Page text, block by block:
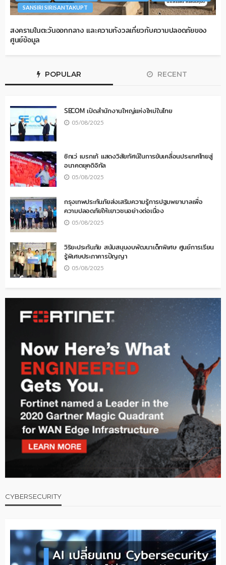
SANSIRI SIRISANTAKUPT
สงครามในตะวันออกกลาง และความกังวลเกี่ยวกับความปลอดภัยของ
ศูนย์ข้อมูล
POPULAR RECENT
SECOM เปิดสำนักงานใหญ่แห่งใหม่ในไทย
05/08/2025
ซิกเว่ เบรกเก้ แสดงวิสัยทัศน์ในการขับเคลื่อนประเทศไทยสู่
อนาคตยุคดิจิทัล
05/08/2025
กรุงเทพประกันภัยส่งเสริมความรู้การปฐมพยาบาลเพื่อ
ความปลอดภัยให้เยาวชนอย่างต่อเนื่อง
05/08/2025
วิริยะประกันภัย สนับสนุนงบพัฒนาเด็กพิเศษ ศูนย์การเรียน
รู้พิเศษประภาคารปัญญา
05/08/2025
CYBERSECURITY